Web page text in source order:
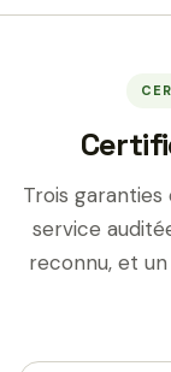
Trois
service
reconnu, et